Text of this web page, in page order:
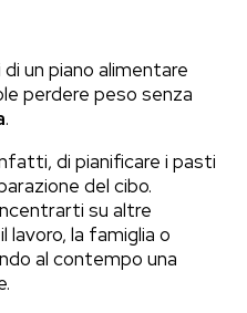
un piano alimentare
perdere peso senza
.
di pianificare i pasti
del cibo.
su altre
la famiglia o
al contempo una